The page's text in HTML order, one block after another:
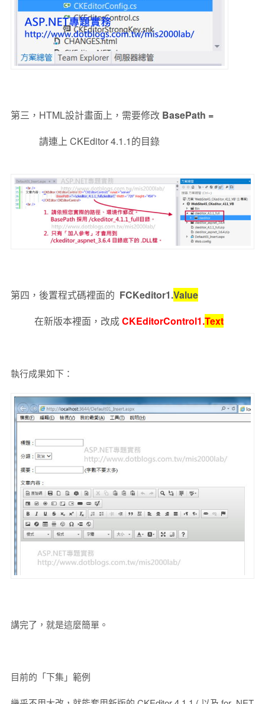
第三，HTML設計畫面上，需要修改 BasePath =
請連上 CKEditor 4.1.1的目錄
第四，後置程式碼裡面的 FCKeditor1.Value
在新版本裡面，改成CKEditorControl1.Text
執行成果如下：
講完了，就是這麼簡單。
目前的「下集」範例